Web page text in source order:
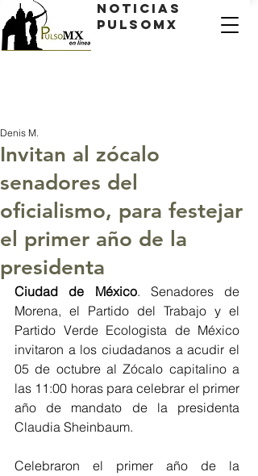
Noticias
PulsoMX
Invitan al zócalo
senadores del
oficialismo, para festejar
el primer año de la
presidenta
Denis M.
Ciudad de México. Senadores de
Morena, el Partido del Trabajo y el
Partido Verde Ecologista de México
invitaron a los ciudadanos a acudir el
05 de octubre al Zócalo capitalino a
las 11:00 horas para celebrar el primer
año de mandato de la presidenta
Claudia Sheinbaum.
Celebraron el primer año de la